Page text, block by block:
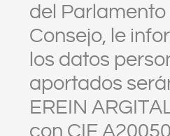
del Parlamento
Consejo, le
los datos
aportados
EREIN
con CIF